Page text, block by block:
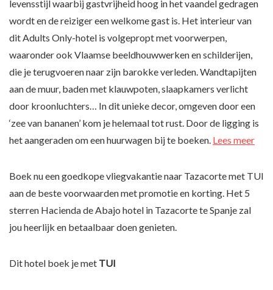
levensstijl waarbij gastvrijheid hoog in het vaandel gedragen
wordt en de reiziger een welkome gast is. Het interieur van
dit Adults Only-hotel is volgepropt met voorwerpen,
waaronder ook Vlaamse beeldhouwwerken en schilderijen,
die je terugvoeren naar zijn barokke verleden. Wandtapijten
aan de muur, baden met klauwpoten, slaapkamers verlicht
door kroonluchters… In dit unieke decor, omgeven door een
‘zee van bananen’ kom je helemaal tot rust. Door de ligging is
het aangeraden om een huurwagen bij te boeken. Lees meer
Boek nu een goedkope vliegvakantie naar Tazacorte met TUI
aan de beste voorwaarden met promotie en korting. Het 5
sterren Hacienda de Abajo hotel in Tazacorte te Spanje zal
jou heerlijk en betaalbaar doen genieten.
Dit hotel boek je met TUI